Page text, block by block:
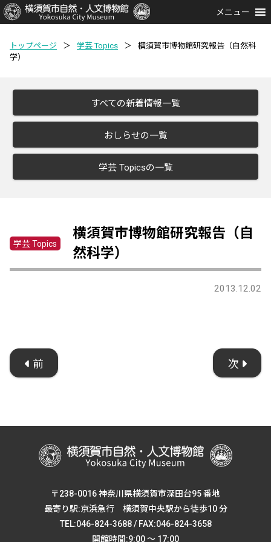
メニュー
トップページ ＞ 学芸 Topics ＞
横須賀市博物館研究報告（自然科
学）
すべての新着情報一覧
おしらせの一覧
学芸 Topicsの一覧
学芸 Topics
横須賀市博物館研究報告（自
然科学）
2013.12.02
前 次
〒238-0016 神奈川県横須賀市深田台95 番地
最寄り駅:京浜急行 横須賀中央駅から徒歩10 分
TEL:046-824-3688 / FAX:046-824-3658
開館時間:9:00 ～ 17:00